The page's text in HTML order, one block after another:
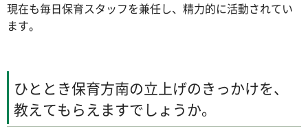
現在も毎日保育スタッフを兼任し、精力的に活動されてい
ます。
ひととき保育方南の立上げのきっかけを、
教えてもらえますでしょうか。